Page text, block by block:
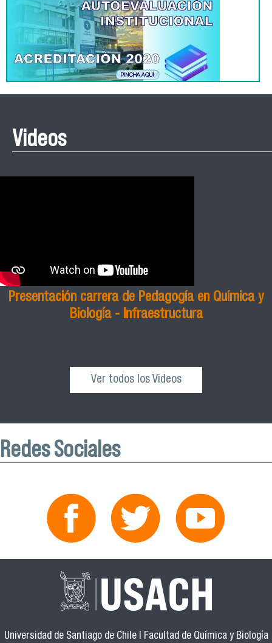
Videos
Presentación carrera de Pedagogía en Química y
Biología - Infraestructura
Ver todos los Videos
Redes Sociales
Universidad de Santiago de Chile | Facultad de Química y Biología